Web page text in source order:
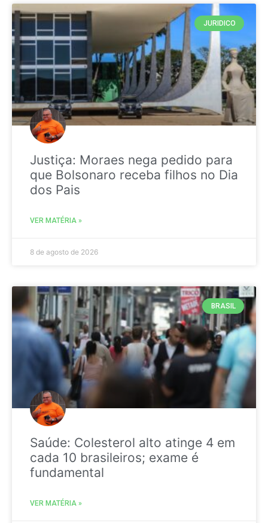
JURIDICO
Justiça: Moraes nega pedido para
que Bolsonaro receba filhos no Dia
dos Pais
VER MATÉRIA »
8 de agosto de 2026
BRASIL
Saúde: Colesterol alto atinge 4 em
cada 10 brasileiros; exame é
fundamental
VER MATÉRIA »